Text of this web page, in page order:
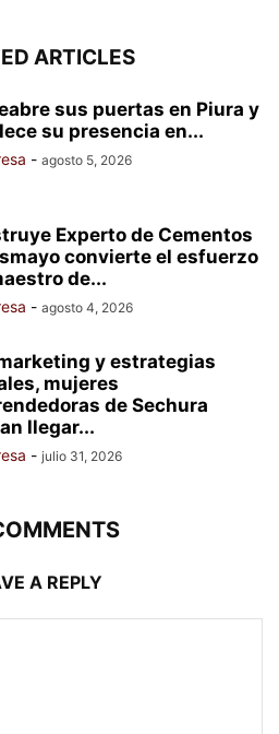
ARTICLES
sus puertas en Piura y
su presencia en...
- agosto 5, 2026
Experto de Cementos
convierte el esfuerzo
de...
- agosto 4, 2026
y estrategias
mujeres
de Sechura
llegar...
- julio 31, 2026
A REPLY